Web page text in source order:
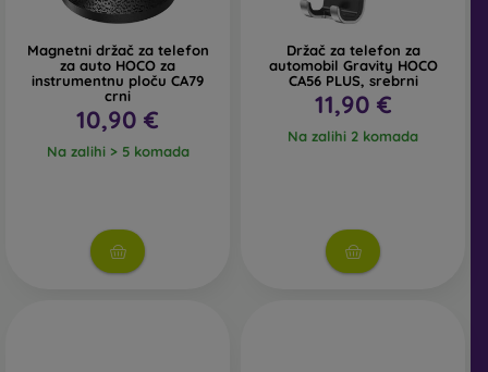
Magnetni držač za telefon
za auto HOCO za
instrumentnu ploču CA79
crni
10,90 €
Na zalihi > 5 komada
Držač za telefon za
automobil Gravity HOCO
CA56 PLUS, srebrni
11,90 €
Na zalihi 2 komada